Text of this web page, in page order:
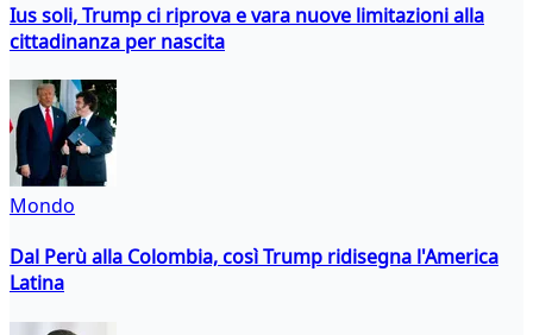
Ius soli, Trump ci riprova e vara nuove limitazioni alla
cittadinanza per nascita
Mondo
Dal Perù alla Colombia, così Trump ridisegna l'America
Latina